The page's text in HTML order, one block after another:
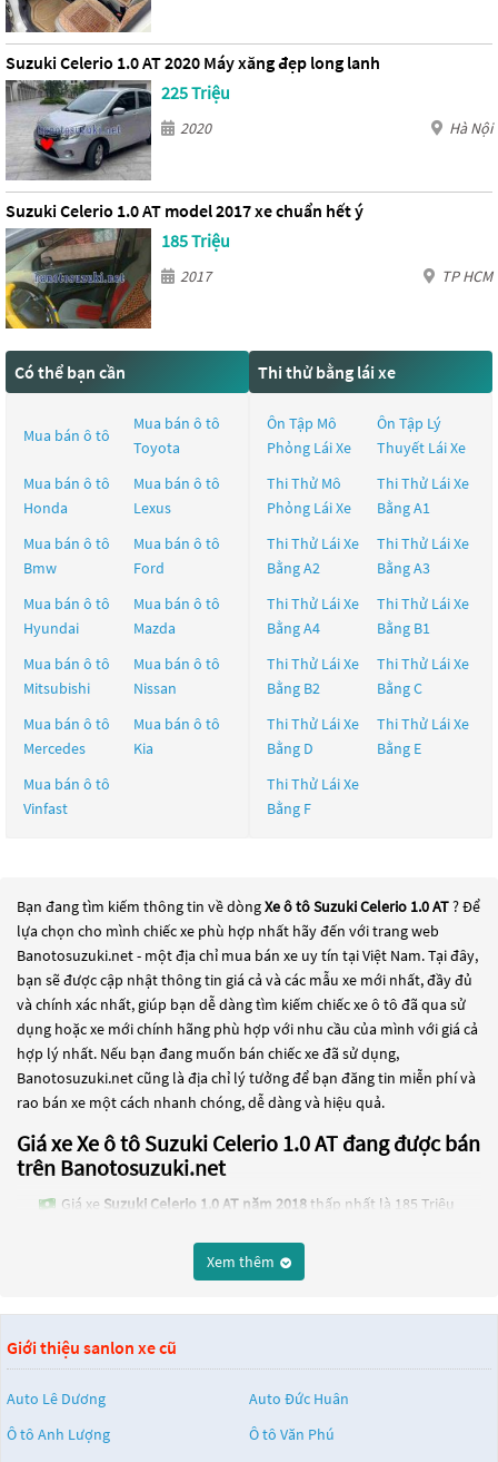
Suzuki Celerio 1.0 AT 2020 Máy xăng đẹp long lanh
225 Triệu
2020 Hà Nội
Suzuki Celerio 1.0 AT model 2017 xe chuẩn hết ý
185 Triệu
2017 TP HCM
Có thể bạn cần
Mua bán ô tô
Mua bán ô tô
Toyota
Mua bán ô tô
Honda
Mua bán ô tô
Lexus
Mua bán ô tô
Bmw
Mua bán ô tô
Ford
Mua bán ô tô
Hyundai
Mua bán ô tô
Mazda
Mua bán ô tô
Mitsubishi
Mua bán ô tô
Nissan
Mua bán ô tô
Mercedes
Mua bán ô tô
Kia
Mua bán ô tô
Vinfast
Thi thử bằng lái xe
Ôn Tập Mô
Phỏng Lái Xe
Ôn Tập Lý
Thuyết Lái Xe
Thi Thử Mô
Phỏng Lái Xe
Thi Thử Lái Xe
Bằng A1
Thi Thử Lái Xe
Bằng A2
Thi Thử Lái Xe
Bằng A3
Thi Thử Lái Xe
Bằng A4
Thi Thử Lái Xe
Bằng B1
Thi Thử Lái Xe
Bằng B2
Thi Thử Lái Xe
Bằng C
Thi Thử Lái Xe
Bằng D
Thi Thử Lái Xe
Bằng E
Thi Thử Lái Xe
Bằng F
Bạn đang tìm kiếm thông tin về dòngXe ô tô Suzuki Celerio 1.0 AT? Để
lựa chọn cho mình chiếc xe phù hợp nhất hãy đến với trang web
Banotosuzuki.net - một địa chỉ mua bán xe uy tín tại Việt Nam. Tại đây,
bạn sẽ được cập nhật thông tin giá cả và các mẫu xe mới nhất, đầy đủ
và chính xác nhất, giúp bạn dễ dàng tìm kiếm chiếc xe ô tô đã qua sử
dụng hoặc xe mới chính hãng phù hợp với nhu cầu của mình với giá cả
hợp lý nhất. Nếu bạn đang muốn bán chiếc xe đã sử dụng,
Banotosuzuki.net cũng là địa chỉ lý tưởng để bạn đăng tin miễn phí và
rao bán xe một cách nhanh chóng, dễ dàng và hiệu quả.
Giá xe Xe ô tô Suzuki Celerio 1.0 AT đang được bán
trên Banotosuzuki.net
Giá xe Suzuki Celerio 1.0 AT năm 2018thấp nhất là 185 Triệu
Suzuki Celerio 1.0 MT năm 2018
Xe ô tô Suzuki Celerio 1.0 AT
đang trở thành một lựa chọn
thành sự lựa chọn phổ biến. Các dòng
này có thể là những dòng xe đời cũ đã được nâng cấp, hoặc là các
dòng xe mới với thiết kế hiện đại và công nghệ tiên tiến. Các dòng
này đều được kiểm tra và bảo dưỡng kỹ lưỡng
để đảm bảo chất lượng và hiệu suất tốt nhất. Nếu bạn đang tìm kiếm
Xem thêm
Giới thiệu sanlon xe cũ
Auto Lê Dương
Auto Đức Huân
Ô tô Anh Lượng
Ô tô Văn Phú